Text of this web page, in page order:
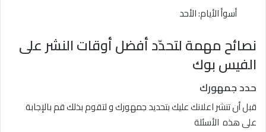
أسوأ الأيام: الأحد
نصائح مهمة لتحدّد أفضل أوقات النشر على
الفيس بوك
حدد جمهورك
قبل أن تنشر اعلانك عليك بتحديد جمهورك و لتقوم بذلك قم بالإجابة
على هذه الأسئلة